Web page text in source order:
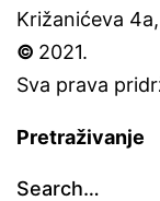
Križanićeva
© 2021.
Sva prava
Pretraživanje
Search…